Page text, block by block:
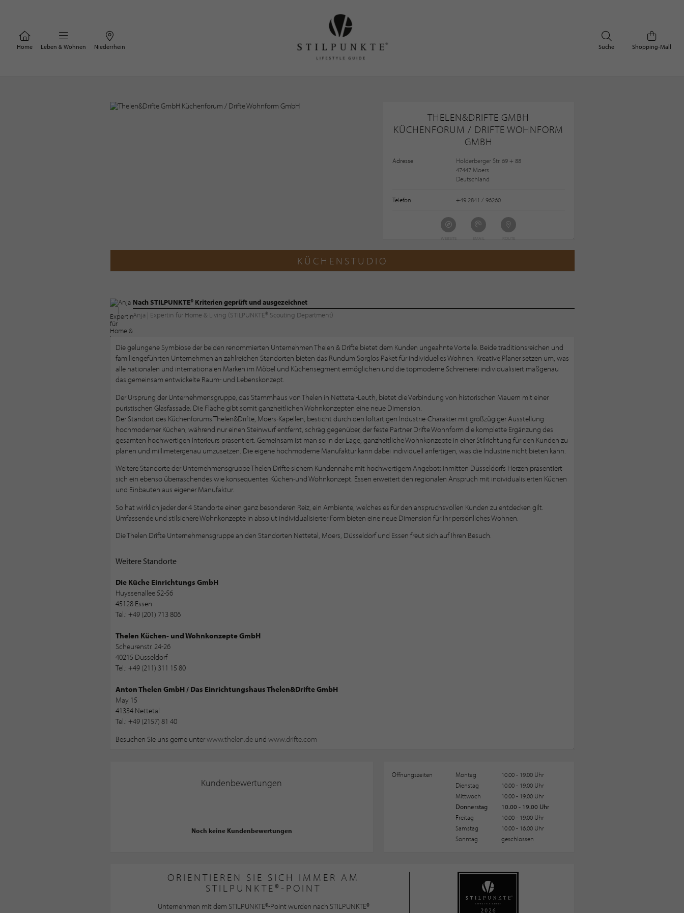
Home Leben & Wohnen Niederrhein Shopping-Mall
Suche
THELEN&DRIFTE GMBH
KÜCHENFORUM / DRIFTE WOHNFORM
GMBH
Adresse
Holderberger Str. 69 + 88
47447 Moers
Deutschland
Telefon +49 2841 / 96260
KÜCHENSTUDIO
Nach STILPUNKTE® Kriterien geprüft und ausgezeichnet
Anja | Expertin für Home & Living (STILPUNKTE® Scouting Department)
Die gelungene Symbiose der beiden renommierten Unternehmen Thelen & Drifte bietet dem Kunden ungeahnte Vorteile. Beide traditionsreichen und
familiengeführten Unternehmen an zahlreichen Standorten bieten das Rundum Sorglos Paket für individuelles Wohnen. Kreative Planer setzen um, was
alle nationalen und internationalen Marken im Möbel und Küchensegment ermöglichen und die topmoderne Schreinerei individualisiert maßgenau
das gemeinsam entwickelte Raum- und Lebenskonzept.
Der Ursprung der Unternehmensgruppe, das Stammhaus von Thelen in Nettetal-Leuth, bietet die Verbindung von historischen Mauern mit einer
puristischen Glasfassade. Die Fläche gibt somit ganzheitlichen Wohnkonzepten eine neue Dimension.
Der Standort des Küchenforums Thelen&Drifte, Moers-Kapellen, besticht durch den loftartigen Industrie-Charakter mit großzügiger Ausstellung
hochmoderner Küchen, während nur einen Steinwurf entfernt, schräg gegenüber, der feste Partner Drifte Wohnform die komplette Ergänzung des
gesamten hochwertigen Interieurs präsentiert. Gemeinsam ist man so in der Lage, ganzheitliche Wohnkonzepte in einer Stilrichtung für den Kunden zu
planen und millimetergenau umzusetzen. Die eigene hochmoderne Manufaktur kann dabei individuell anfertigen, was die Industrie nicht bieten kann.
Weitere Standorte der Unternehmensgruppe Thelen Drifte sichern Kundennähe mit hochwertigem Angebot: inmitten Düsseldorfs Herzen präsentiert
sich ein ebenso überraschendes wie konsequentes Küchen-und Wohnkonzept. Essen erweitert den regionalen Anspruch mit individualisierten Küchen
und Einbauten aus eigener Manufaktur.
So hat wirklich jeder der 4 Standorte einen ganz besonderen Reiz, ein Ambiente, welches es für den anspruchsvollen Kunden zu entdecken gilt.
Umfassende und stilsichere Wohnkonzepte in absolut individualisierter Form bieten eine neue Dimension für Ihr persönliches Wohnen.
Die Thelen Drifte Unternehmensgruppe an den Standorten Nettetal, Moers, Düsseldorf und Essen freut sich auf Ihren Besuch.
Weitere Standorte
Die Küche Einrichtungs GmbH
Huyssenallee 52-56
45128 Essen
Tel.: +49 (201) 713 806
Thelen Küchen- und Wohnkonzepte GmbH
Scheurenstr. 24-26
40215 Düsseldorf
Tel.: +49 (211) 311 15 80
Anton Thelen GmbH / Das Einrichtungshaus Thelen&Drifte GmbH
May 15
41334 Nettetal
Tel.: +49 (2157) 81 40
Besuchen Sie uns gerne unterwww.thelen.deund www.drifte.com
Kundenbewertungen
Noch keine Kundenbewertungen
Öffnungszeiten Montag
10.00 - 19.00 Uhr
Dienstag
10.00 - 19.00 Uhr
Mittwoch
10.00 - 19.00 Uhr
Donnerstag
10.00 - 19.00 Uhr
Freitag
10.00 - 19.00 Uhr
Samstag
10.00 - 16.00 Uhr
Sonntag
geschlossen
ORIENTIEREN SIE SICH IMMER AM
STILPUNKTE®-POINT
Unternehmen mit dem STILPUNKTE®-Point wurden nach STILPUNKTE®